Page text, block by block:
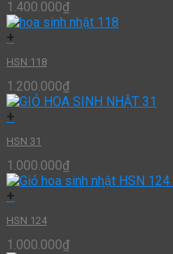
1.400.000₫
+
HSN 118
1.200.000₫
+
HSN 31
1.000.000₫
+
HSN 124
1.000.000₫